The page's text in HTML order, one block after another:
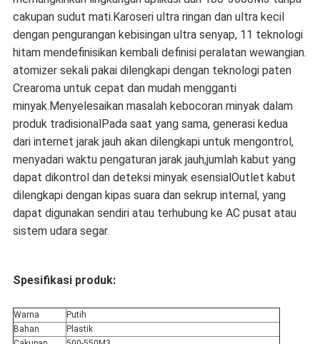
cakupan sudut mati.Karoseri ultra ringan dan ultra kecil
dengan pengurangan kebisingan ultra senyap, 11 teknologi
hitam mendefinisikan kembali definisi peralatan wewangian.
atomizer sekali pakai dilengkapi dengan teknologi paten
Crearoma untuk cepat dan mudah mengganti
minyak.Menyelesaikan masalah kebocoran minyak dalam
produk tradisionalPada saat yang sama, generasi kedua
dari internet jarak jauh akan dilengkapi untuk mengontrol,
menyadari waktu pengaturan jarak jauh,jumlah kabut yang
dapat dikontrol dan deteksi minyak esensialOutlet kabut
dilengkapi dengan kipas suara dan sekrup internal, yang
dapat digunakan sendiri atau terhubung ke AC pusat atau
sistem udara segar.
Spesifikasi produk:
Warna
Putih
Bahan
Plastik